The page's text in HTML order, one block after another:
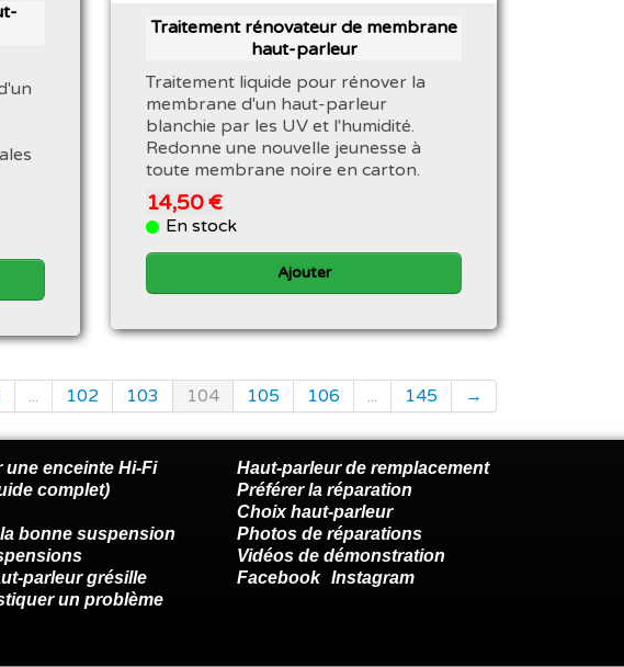
Traitement rénovateur de membrane
haut-parleur
Traitement liquide pour rénover la
membrane d'un haut-parleur
blanchie par les UV et l'humidité.
Redonne une nouvelle jeunesse à
toute membrane noire en carton.
14,50 €
En stock
Ajouter
... 102 103 104 105 106 ... 145 →
une enceinte Hi-Fi
complet)
bonne suspension
parleur grésille
un problème
Haut-parleur de remplacement
Préférer la réparation
Choix haut-parleur
Photos de réparations
Vidéos de démonstration
Facebook Instagram